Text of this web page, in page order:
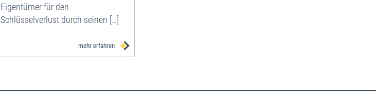
Eigentümer für den
Schlüsselverlust durch seinen […]
mehr erfahren